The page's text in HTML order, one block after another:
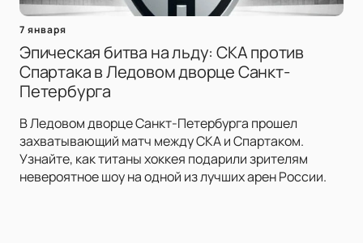
7 января
Эпическая битва на льду: СКА против
Спартака в Ледовом дворце Санкт-
Петербурга
В Ледовом дворце Санкт-Петербурга прошел
захватывающий матч между СКА и Спартаком.
Узнайте, как титаны хоккея подарили зрителям
невероятное шоу на одной из лучших арен России.